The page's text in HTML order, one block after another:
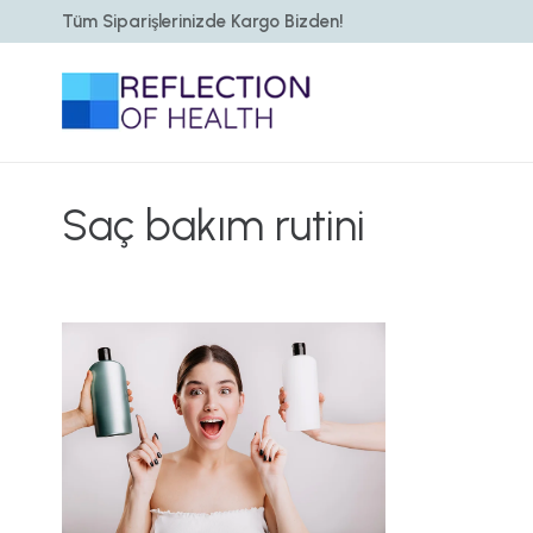
Tüm Siparişlerinizde Kargo Bizden!
Saç bakım rutini